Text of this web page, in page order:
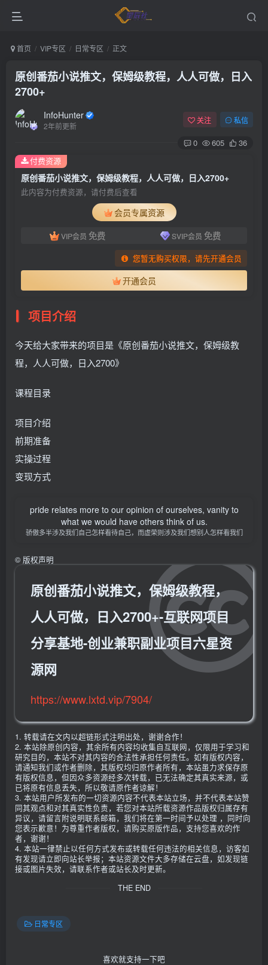
首页 VIP专区 日常专区 正文
原创番茄小说推文，保姆级教程，人人可做，日入
2700+
InfoHunter
2年前更新
关注 私信
0 605 36
原创番茄小说推文，保姆级教程，人人可做，日入2700+
此内容为付费资源，请付费后查看
会员专属资源
VIP会员 免费 SVIP会员 免费
您暂无购买权限，请先开通会员
开通会员
付费资源
项目介绍
今天给大家带来的项目是《原创番茄小说推文，保姆级教
程，人人可做，日入2700》
课程目录
项目介绍
前期准备
实操过程
变现方式
pride relates more to our opinion of ourselves, vanity to
what we would have others think of us.
骄傲多半涉及我们自己怎样看待自己，而虚荣则涉及我们想别人怎样看我们
© 版权声明
原创番茄小说推文，保姆级教程，
人人可做，日入2700+-互联网项目
分享基地-创业兼职副业项目六星资
源网
https://www.lxtd.vip/7904/
1. 转载请在文内以超链形式注明出处，谢谢合作！
2. 本站除原创内容，其余所有内容均收集自互联网，仅限用于学习和
研究目的，本站不对其内容的合法性承担任何责任。如有版权内容，
请通知我们或作者删除，其版权均归原作者所有，本站虽力求保存原
有版权信息，但因众多资源经多次转载，已无法确定其真实来源，或
已将原有信息丢失，所以敬请原作者谅解！
3. 本站用户所发布的一切资源内容不代表本站立场，并不代表本站赞
同其观点和对其真实性负责，若您对本站所载资源作品版权归属存有
异议，请留言附说明联系邮箱，我们将在第一时间予以处理 ，同时向
您表示歉意！为尊重作者版权，请购买原版作品，支持您喜欢的作
者，谢谢！
4. 本站一律禁止以任何方式发布或转载任何违法的相关信息，访客如
有发现请立即向站长举报；本站资源文件大多存储在云盘，如发现链
接或图片失效，请联系作者或站长及时更新。
THE END
日常专区
喜欢就支持一下吧